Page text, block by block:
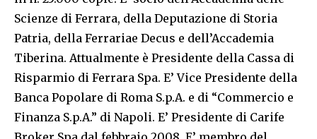
Scienze di Ferrara, della Deputazione di Storia
Patria, della Ferrariae Decus e dell’Accademia
Tiberina. Attualmente è Presidente della Cassa di
Risparmio di Ferrara Spa. E’ Vice Presidente della
Banca Popolare di Roma S.p.A. e di “Commercio e
Finanza S.p.A.” di Napoli. E’ Presidente di Carife